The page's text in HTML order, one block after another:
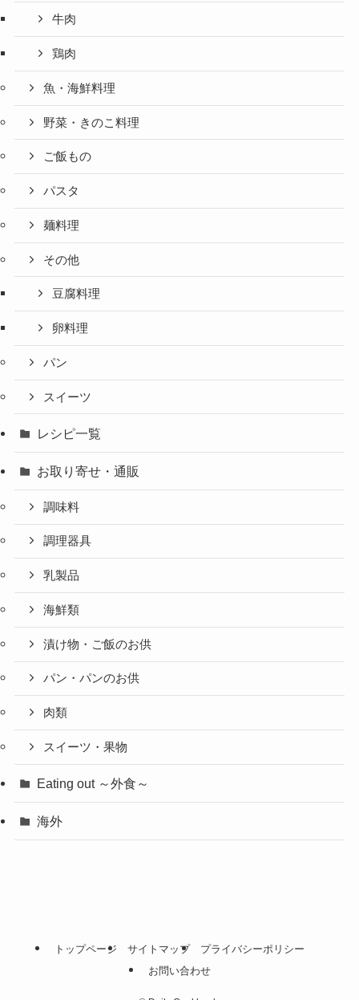
牛肉
鶏肉
魚・海鮮料理
野菜・きのこ料理
ご飯もの
パスタ
麺料理
その他
豆腐料理
卵料理
パン
スイーツ
レシピ一覧
お取り寄せ・通販
調味料
調理器具
乳製品
海鮮類
漬け物・ご飯のお供
パン・パンのお供
肉類
スイーツ・果物
Eating out ～外食～
海外
トップページ サイトマップ
プライバシーポリシー
お問い合わせ